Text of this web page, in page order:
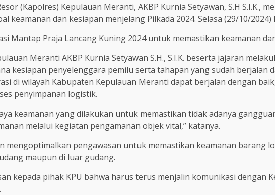
(Kapolres) Kepulauan Meranti, AKBP Kurnia Setyawan, S.H S.I.K.,
keamanan dan kesiapan menjelang Pilkada 2024. Selasa (29/10/2024)
Mantap Praja Lancang Kuning 2024 untuk memastikan keamanan
Meranti AKBP Kurnia Setyawan S.H., S.I.K. beserta jajaran
kesiapan penyelenggara pemilu serta tahapan yang sudah berjalan
di wilayah Kabupaten Kepulauan Meranti dapat berjalan dengan
penyimpanan logistik.
keamanan yang dilakukan untuk memastikan tidak adanya
melalui kegiatan pengamanan objek vital,” katanya.
mengoptimalkan pengawasan untuk memastikan keamanan barang
maupun di luar gudang.
kepada pihak KPU bahwa harus terus menjalin komunikasi dengan